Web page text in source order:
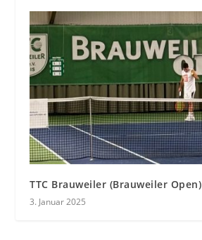
TTC Brauweiler (Brauweiler Open)
3. Januar 2025